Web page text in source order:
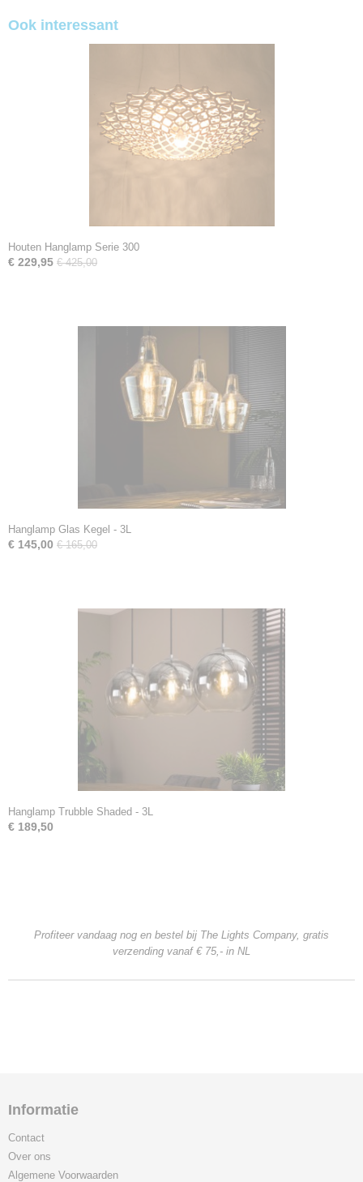
Ook interessant
Houten Hanglamp Serie 300
€ 229,95 € 425,00
Hanglamp Glas Kegel - 3L
€ 145,00 € 165,00
Hanglamp Trubble Shaded - 3L
€ 189,50
Profiteer vandaag nog en bestel bij The Lights Company, gratis
verzending vanaf € 75,- in NL
Informatie
Contact
Over ons
Algemene Voorwaarden